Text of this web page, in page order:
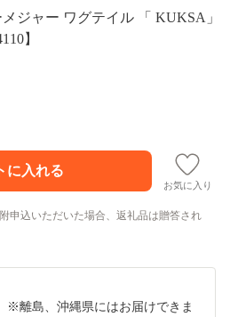
ジャー ワグテイル 「 KUKSA」
】
お気に入り
申込いただいた場合、返礼品は贈答され
※離島、沖縄県にはお届けできま